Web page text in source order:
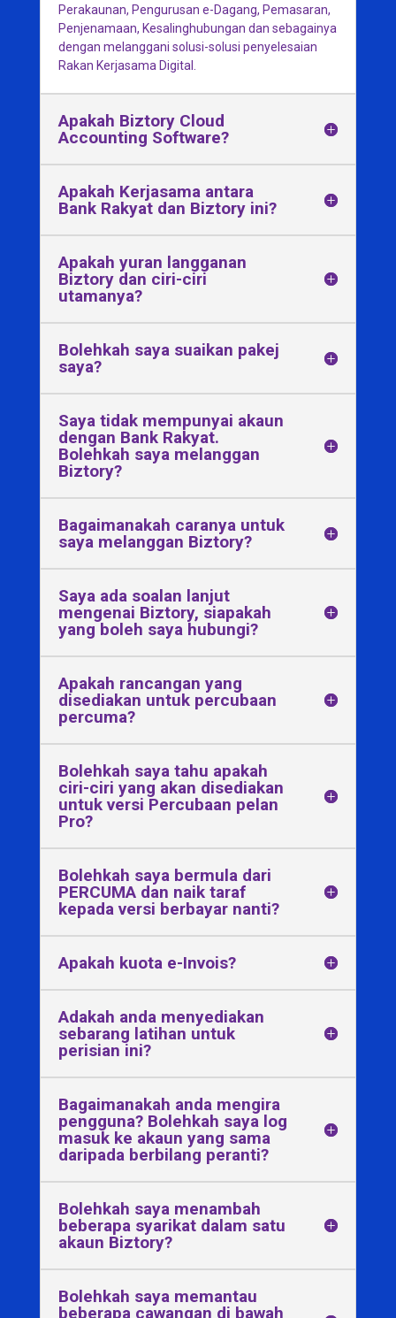
Perakaunan, Pengurusan e-Dagang, Pemasaran,
Penjenamaan, Kesalinghubungan dan sebagainya
dengan melanggani solusi-solusi penyelesaian
Rakan Kerjasama Digital.
Apakah Biztory Cloud
Accounting Software?
Apakah Kerjasama antara
Bank Rakyat dan Biztory ini?
Apakah yuran langganan
Biztory dan ciri-ciri
utamanya?
Bolehkah saya suaikan pakej
saya?
Saya tidak mempunyai akaun
dengan Bank Rakyat.
Bolehkah saya melanggan
Biztory?
Bagaimanakah caranya untuk
saya melanggan Biztory?
Saya ada soalan lanjut
mengenai Biztory, siapakah
yang boleh saya hubungi?
Apakah rancangan yang
disediakan untuk percubaan
percuma?
Bolehkah saya tahu apakah
ciri-ciri yang akan disediakan
untuk versi Percubaan pelan
Pro?
Bolehkah saya bermula dari
PERCUMA dan naik taraf
kepada versi berbayar nanti?
Apakah kuota e-Invois?
Adakah anda menyediakan
sebarang latihan untuk
perisian ini?
Bagaimanakah anda mengira
pengguna? Bolehkah saya log
masuk ke akaun yang sama
daripada berbilang peranti?
Bolehkah saya menambah
beberapa syarikat dalam satu
akaun Biztory?
Bolehkah saya memantau
beberapa cawangan di bawah